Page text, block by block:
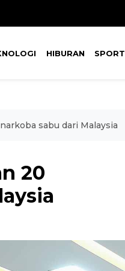
HIBURAN SPORT
sabu dari Malaysia
20